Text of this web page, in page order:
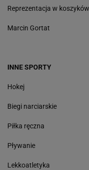
Reprezentacja w
Marcin Gortat
INNE SPORTY
Hokej
Biegi narciarskie
Piłka ręczna
Pływanie
Lekkoatletyka